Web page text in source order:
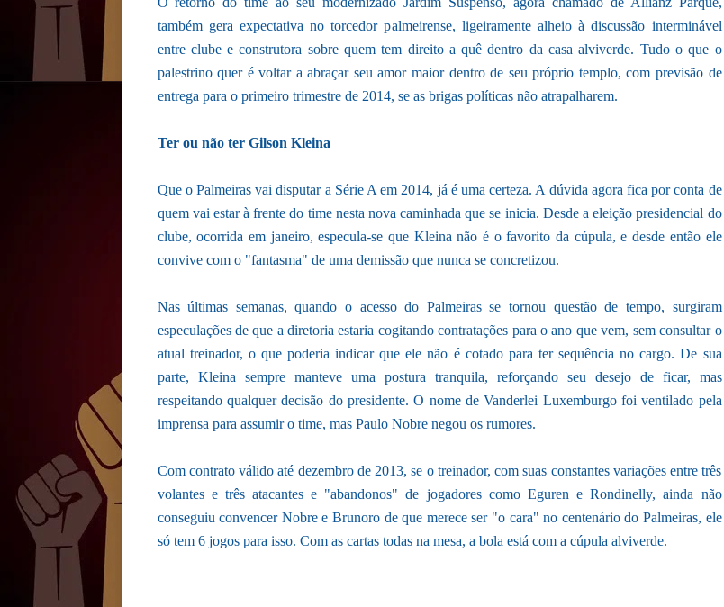
também gera expectativa no torcedor palmeirense, ligeiramente alheio à discussão interminável
entre clube e construtora sobre quem tem direito a quê dentro da casa alviverde. Tudo o que o
palestrino quer é voltar a abraçar seu amor maior dentro de seu próprio templo, com previsão de
entrega para o primeiro trimestre de 2014, se as brigas políticas não atrapalharem.
Ter ou não ter Gilson Kleina
Que o Palmeiras vai disputar a Série A em 2014, já é uma certeza. A dúvida agora fica por conta de
quem vai estar à frente do time nesta nova caminhada que se inicia. Desde a eleição presidencial do
clube, ocorrida em janeiro, especula-se que Kleina não é o favorito da cúpula, e desde então ele
convive com o "fantasma" de uma demissão que nunca se concretizou.
Nas últimas semanas, quando o acesso do Palmeiras se tornou questão de tempo, surgiram
especulações de que a diretoria estaria cogitando contratações para o ano que vem, sem consultar o
atual treinador, o que poderia indicar que ele não é cotado para ter sequência no cargo. De sua
parte, Kleina sempre manteve uma postura tranquila, reforçando seu desejo de ficar, mas
respeitando qualquer decisão do presidente. O nome de Vanderlei Luxemburgo foi ventilado pela
imprensa para assumir o time, mas Paulo Nobre negou os rumores.
Com contrato válido até dezembro de 2013, se o treinador, com suas constantes variações entre três
volantes e três atacantes e "abandonos" de jogadores como Eguren e Rondinelly, ainda não
conseguiu convencer Nobre e Brunoro de que merece ser "o cara" no centenário do Palmeiras, ele
só tem 6 jogos para isso. Com as cartas todas na mesa, a bola está com a cúpula alviverde.